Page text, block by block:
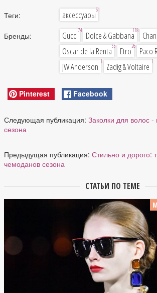
Теги: аксессуары61
Бренды: Gucci74 Dolce & Gabbana118
Oscar de la Renta55 Etro26 Paco
JW Anderson 1 Zadig & Voltaire 1
Pinterest Facebook
Следующая публикация: Заколки для волос
сезона
Предыдущая публикация: Стильно и дорого:
чемоданов сезона
СТАТЬИ ПО ТЕМЕ